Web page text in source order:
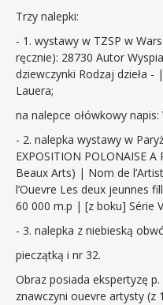
Trzy nalepki:
- 1. wystawy w TZSP w
ręcznie): 28730 Autor
dziewczynki Rodzaj dzieła -
Lauera;
na nalepce ołówkowy napis:
- 2. nalepka wystawy w
EXPOSITION POLONAISE
Beaux Arts) | Nom de
l’Ouevre Les deux jeunnes
60 000 m.p | [z boku] Série
- 3. nalepka z niebieską
pieczątką i nr 32.
Obraz posiada ekspertyzę
znawczyni ouevre artysty (z